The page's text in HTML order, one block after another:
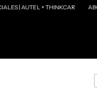
| AUTEL + THINKCAR